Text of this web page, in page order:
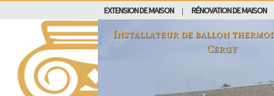
EXTENSION DE MAISON RÉNOVATION DE MAISON
Installateur de ballon
Cergy